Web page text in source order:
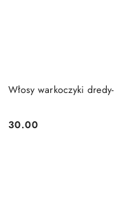
Włosy warkoczyki
Cena:
30.00